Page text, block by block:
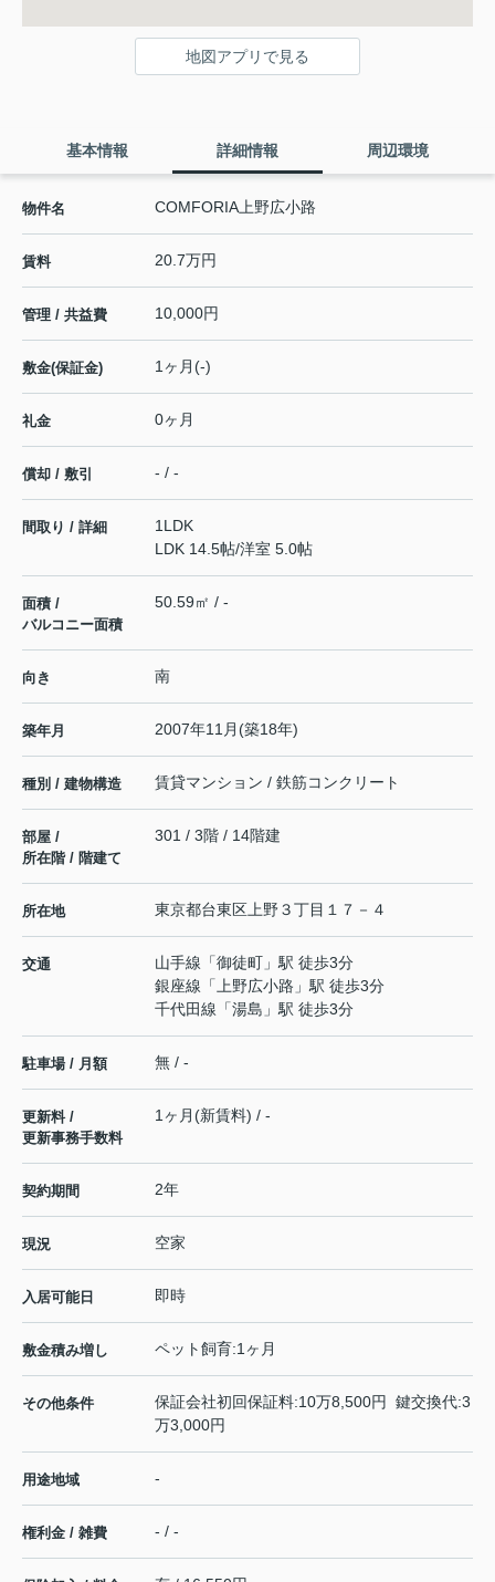
地図アプリで見る
基本情報 詳細情報 周辺環境
物件名 COMFORIA上野広小路
賃料 20.7万円
管理 / 共益費 10,000円
敷金(保証金) 1ヶ月(-)
礼金 0ヶ月
償却 / 敷引 - / -
間取り / 詳細
1LDK
LDK 14.5帖/洋室 5.0帖
面積 /
バルコニー面積
50.59㎡ / -
向き 南
築年月 2007年11月(築18年)
種別 / 建物構造 賃貸マンション / 鉄筋コンクリート
部屋 /
所在階 / 階建て
301 / 3階 / 14階建
所在地 東京都台東区 上野３丁目１７－４
交通 山手線 「御徒町 」駅 徒歩3分
銀座線 「 上野広小路 」駅 徒歩3分
千代田線 「湯島 」駅 徒歩3分
駐車場 / 月額 無 / -
更新料 /
更新事務手数料
1ヶ月(新賃料) / -
契約期間 2年
現況 空家
入居可能日 即時
敷金積み増し ペット飼育:1ヶ月
その他条件
保証会社初回保証料:10万8,500円 鍵交換代:3
万3,000円
用途地域 -
権利金 / 雑費 - / -